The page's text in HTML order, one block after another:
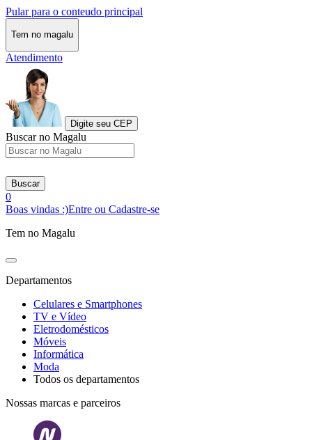
Pular para o conteudo principal
Tem no magalu
Atendimento
Digite seu CEP
Buscar no Magalu
Buscar
0
Boas vindas :)Entre ou Cadastre-se
Tem no Magalu
Departamentos
Celulares e Smartphones
TV e Vídeo
Eletrodomésticos
Móveis
Informática
Moda
Todos os departamentos
Nossas marcas e parceiros